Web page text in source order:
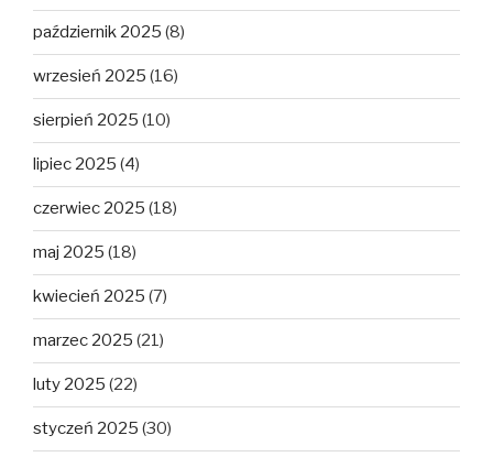
październik 2025 (8)
wrzesień 2025 (16)
sierpień 2025 (10)
lipiec 2025 (4)
czerwiec 2025 (18)
maj 2025 (18)
kwiecień 2025 (7)
marzec 2025 (21)
luty 2025 (22)
styczeń 2025 (30)